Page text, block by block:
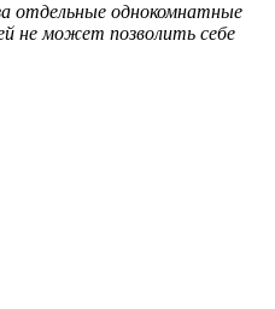
отдельные однокомнатные
не может позволить себе